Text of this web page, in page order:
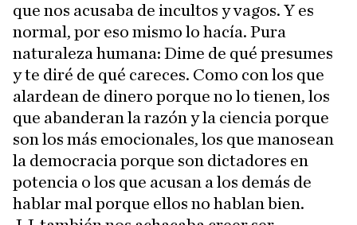
que nos acusaba de incultos y vagos. Y es
normal, por eso mismo lo hacía. Pura
naturaleza humana: Dime de qué presumes
y te diré de qué careces. Como con los que
alardean de dinero porque no lo tienen, los
que abanderan la razón y la ciencia porque
son los más emocionales, los que manosean
la democracia porque son dictadores en
potencia o los que acusan a los demás de
hablar mal porque ellos no hablan bien.